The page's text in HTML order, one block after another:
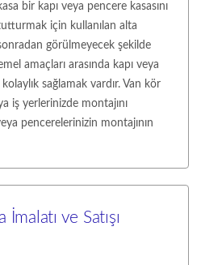
bir kapı veya pencere kasasını
için kullanılan alta
görülmeyecek şekilde
amaçları arasında kapı veya
sağlamak vardır. Van kör
iş yerlerinizde montajını
pencerelerinizin montajının
ve Satışı